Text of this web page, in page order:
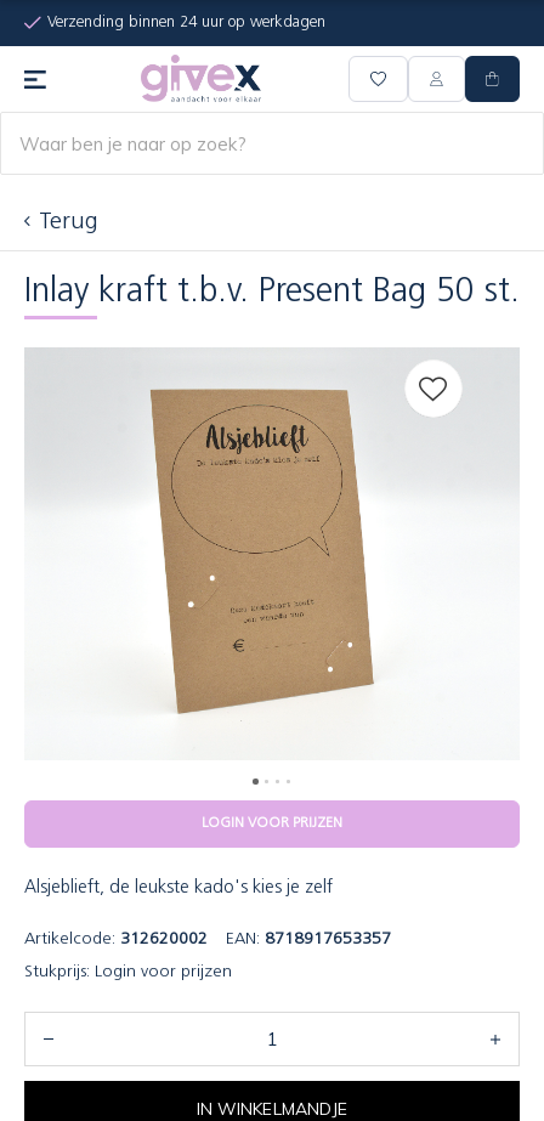
Verzending binnen 24 uur op werkdagen
Terug
Inlay kraft t.b.v. Present Bag 50 st.
LOGIN VOOR PRIJZEN
Alsjeblieft, de leukste kado's kies je zelf
Artikelcode: 312620002 EAN: 8718917653357
Stukprijs: Login voor prijzen
IN WINKELMANDJE